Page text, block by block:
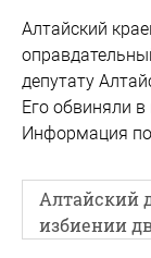
Алтайский
депутату
Его обвиняли
Информация
Алтайский
избиении